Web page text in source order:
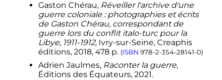
8 mai 2019 (consulté le24 octobre 2022)
↑Patrick Chauvel a photographié
34 guerres.
↑Mediapart - Les reporters de
guerre
↑Fiche du film, surAllociné.fr.
Gaston Chérau, Réveiller l'archive d'une
guerre coloniale : photographies et écrits
de Gaston Chérau, correspondant de
guerre lors du conflit italo-turc pour la
Libye, 1911-1912, Ivry-sur-Seine, Creaphis
éditions, 2018, 478 p. (ISBN 978-2-354-28141-0)
Adrien Jaulmes, Raconter la guerre,
Éditions des Équateurs, 2021.